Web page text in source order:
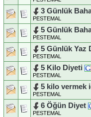
3 Günlük
PESTEMAL
5 Günlük
PESTEMAL
5 Günlük Yaz
PESTEMAL
5 Kilo Diyeti
PESTEMAL
5 kilo vermek
PESTEMAL
6 Öğün Diyet
PESTEMAL